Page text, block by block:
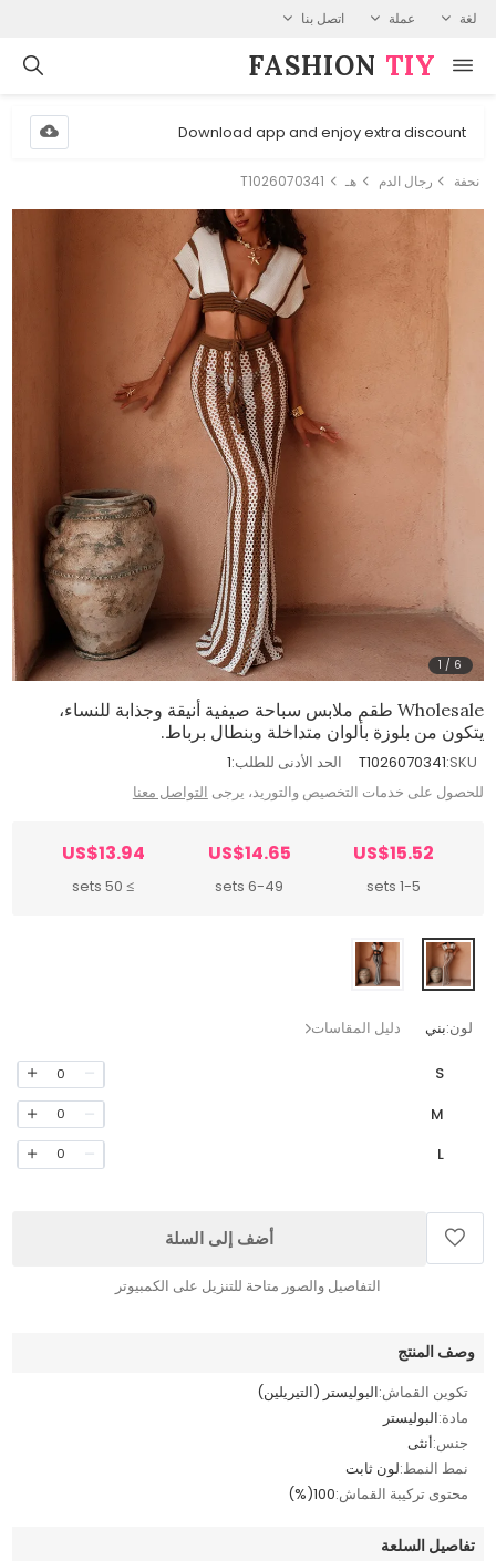
لغة عملة اتصل بنا
FASHION⁠ TIY
Download app and enjoy extra discount
نحفة رجال الدم هـ T1026070341
1 / 6
Wholesale طقم ملابس سباحة صيفية أنيقة وجذابة للنساء،
يتكون من بلوزة بألوان متداخلة وبنطال برباط.
SKU:
T1026070341 الحد الأدنى للطلب:1
للحصول على خدمات التخصيص والتوريد، يرجى التواصل معنا
US$15.52
1-5 sets
US$14.65
6-49 sets
US$13.94
≥ 50 sets
لون:بني دليل المقاسات
S
0
M
0
L
0
أضف إلى السلة
التفاصيل والصور متاحة للتنزيل على الكمبيوتر
وصف المنتج
تكوين القماش:البوليستر (التيريلين)
مادة:البوليستر
جنس:أنثى
نمط النمط:لون ثابت
محتوى تركيبة القماش:100(%)
تفاصيل السلعة